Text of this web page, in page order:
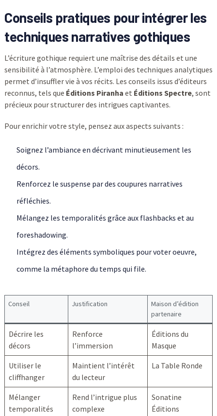
Conseils pratiques pour intégrer les
techniques narratives gothiques
L’écriture gothique requiert une maîtrise des détails et une
sensibilité à l’atmosphère. L’emploi des techniques analytiques
permet d’insuffler vie à vos récits. Les conseils issus d’éditeurs
reconnus, tels que Éditions Piranha et Éditions Spectre, sont
précieux pour structurer des intrigues captivantes.
Pour enrichir votre style, pensez aux aspects suivants :
Soignez l’ambiance en décrivant minutieusement les
décors.
Renforcez le suspense par des coupures narratives
réfléchies.
Mélangez les temporalités grâce aux flashbacks et au
foreshadowing.
Intégrez des éléments symboliques pour voter oeuvre,
comme la métaphore du temps qui file.
Conseil Justification
Maison d’édition
partenaire
Décrire les
décors
Renforce
l’immersion
Éditions du
Masque
Utiliser le
cliffhanger
Maintient l’intérêt
du lecteur
La Table Ronde
Mélanger
temporalités
Rend l’intrigue plus
complexe
Sonatine
Éditions